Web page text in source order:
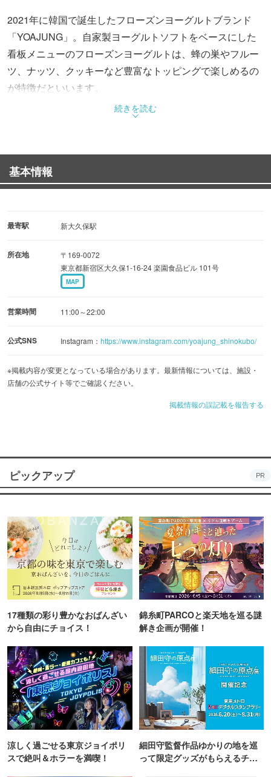
2021年に韓国で誕生したフローズンヨーグルトブランド
「YOAJUNG」。自家製ヨーグルトソフトをベースにした
看板メニューのフローズンヨーグルトは、蜂の巣やフルー
ツ、ナッツ、クッキーなど豊富なトッピングで楽しめるの
が特徴だといいます。
続きを読む
基本情報
最寄駅 新大久保駅
所在地
〒169-0072
東京都新宿区大久保1-16-24 楽園食品ビル 101号
MAP
営業時間 11:00～22:00
公式SNS Instagram： https://www.instagram.com/yoajung_shinokubo/
※掲載内容が変更となっている場合があります。最新情報については、施設・
店舗の公式サイト等でご確認ください。
掲載情報の誤記載を報告する
ピックアップ PR
17種類の彩り豊かなおばんざい
から自由にチョイス！
錦糸町PARCOと楽天地を巡る謎
解き企画が開催！
涼しく過ごせる東京ジョイポリ
スで絶叫＆ホラーを満喫！
細田守監督作品ゆかりの地を巡
って限定グッズがもらえるチャ